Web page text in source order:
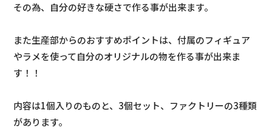
その為、自分の好きな硬さで作る事が出来ます。
また生産部からのおすすめポイントは、付属のフィギュア
やラメを使って自分のオリジナルの物を作る事が出来ま
す！！
内容は1個入りのものと、3個セット、ファクトリーの3種類
があります。